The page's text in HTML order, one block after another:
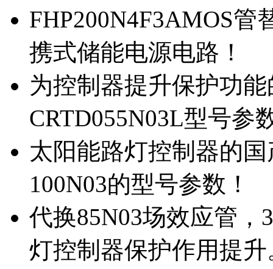
FHP200N4F3AMOS管
携式储能电源电路！
为控制器提升保护功
CRTD055N03L型号参
太阳能路灯控制器的
100N03的型号参数！
代换85N03场效应管
灯控制器保护作用提升